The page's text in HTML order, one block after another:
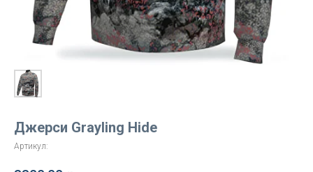
Джерси Grayling Hide
Артикул: